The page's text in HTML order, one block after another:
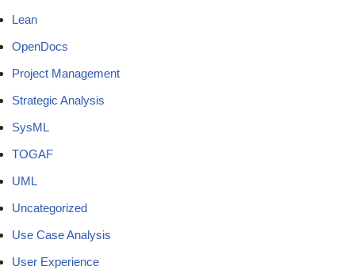
Lean
OpenDocs
Project Management
Strategic Analysis
SysML
TOGAF
UML
Uncategorized
Use Case Analysis
User Experience